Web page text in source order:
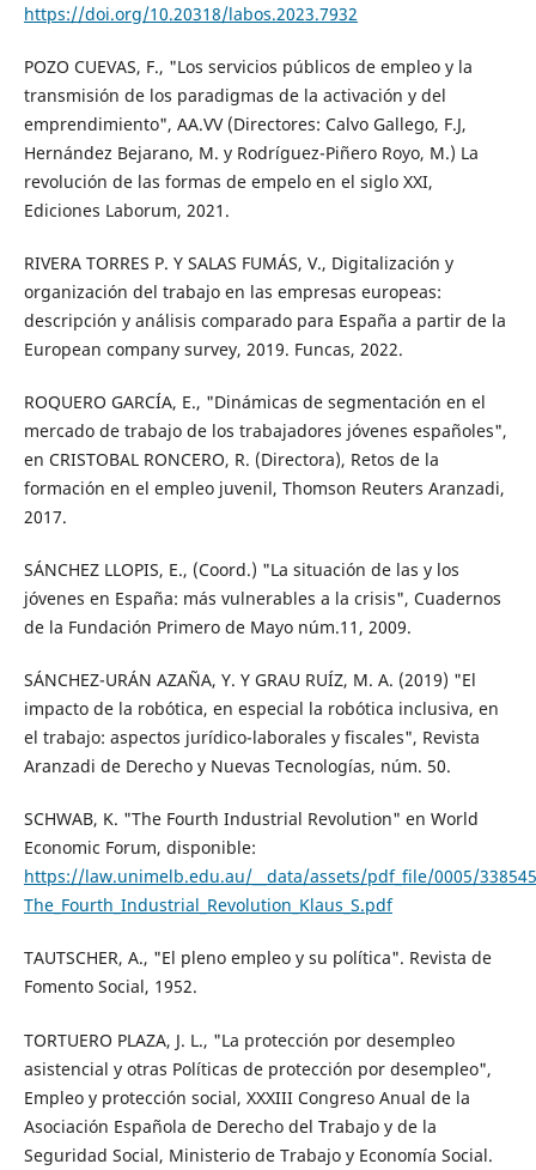
https://doi.org/10.20318/labos.2023.7932
POZO CUEVAS, F., "Los servicios públicos de empleo y la
transmisión de los paradigmas de la activación y del
emprendimiento", AA.VV (Directores: Calvo Gallego, F.J,
Hernández Bejarano, M. y Rodríguez-Piñero Royo, M.) La
revolución de las formas de empelo en el siglo XXI,
Ediciones Laborum, 2021.
RIVERA TORRES P. Y SALAS FUMÁS, V., Digitalización y
organización del trabajo en las empresas europeas:
descripción y análisis comparado para España a partir de la
European company survey, 2019. Funcas, 2022.
ROQUERO GARCÍA, E., "Dinámicas de segmentación en el
mercado de trabajo de los trabajadores jóvenes españoles",
en CRISTOBAL RONCERO, R. (Directora), Retos de la
formación en el empleo juvenil, Thomson Reuters Aranzadi,
2017.
SÁNCHEZ LLOPIS, E., (Coord.) "La situación de las y los
jóvenes en España: más vulnerables a la crisis", Cuadernos
de la Fundación Primero de Mayo núm.11, 2009.
SÁNCHEZ-URÁN AZAÑA, Y. Y GRAU RUÍZ, M. A. (2019) "El
impacto de la robótica, en especial la robótica inclusiva, en
el trabajo: aspectos jurídico-laborales y fiscales", Revista
Aranzadi de Derecho y Nuevas Tecnologías, núm. 50.
SCHWAB, K. "The Fourth Industrial Revolution" en World
Economic Forum, disponible:
https://law.unimelb.edu.au/__data/assets/pdf_file/0005/
The_Fourth_Industrial_Revolution_Klaus_S.pdf
TAUTSCHER, A., "El pleno empleo y su política". Revista de
Fomento Social, 1952.
TORTUERO PLAZA, J. L., "La protección por desempleo
asistencial y otras Políticas de protección por desempleo",
Empleo y protección social, XXXIII Congreso Anual de la
Asociación Española de Derecho del Trabajo y de la
Seguridad Social, Ministerio de Trabajo y Economía Social.